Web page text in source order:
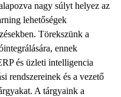
nagy súlyt helyez az
lehetőségek
Törekszünk a
ennek
és üzleti intelligencia
rendszereinek és a vezető
A tárgyaink a